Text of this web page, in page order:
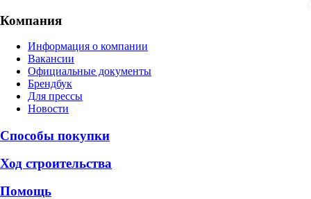
Компания
Информация о компании
Вакансии
Официальные документы
Брендбук
Для прессы
Новости
Способы покупки
Ход строительства
Помощь